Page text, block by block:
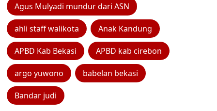
Agus Mulyadi mundur dari ASN
ahli staff walikota Anak Kandung
APBD Kab Bekasi APBD kab cirebon
argo yuwono babelan bekasi
Bandar judi